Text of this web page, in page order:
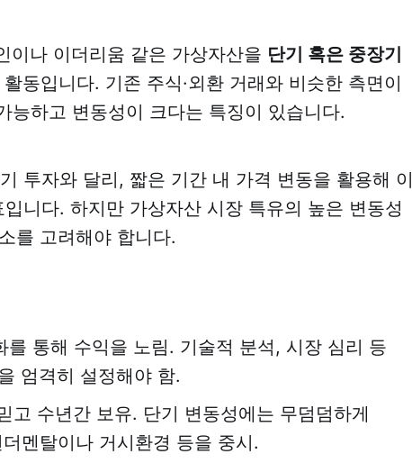
이나 이더리움 같은 가상자산을 단기 혹은 중장기
동입니다. 기존 주식·외환 거래와 비슷한 측면이
하고 변동성이 크다는 특징이 있습니다.
투자와 달리, 짧은 기간 내 가격 변동을 활용해 이
니다. 하지만 가상자산 시장 특유의 높은 변동성
를 고려해야 합니다.
를 통해 수익을 노림. 기술적 분석, 시장 심리 등
엄격히 설정해야 함.
고 수년간 보유. 단기 변동성에는 무덤덤하게
멘탈이나 거시환경 등을 중시.